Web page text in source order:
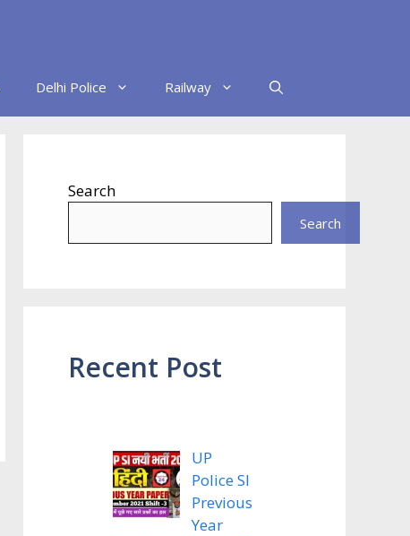
Delhi Police Railway
Search
Search
Recent Post
UP
Police SI
Previous
Year